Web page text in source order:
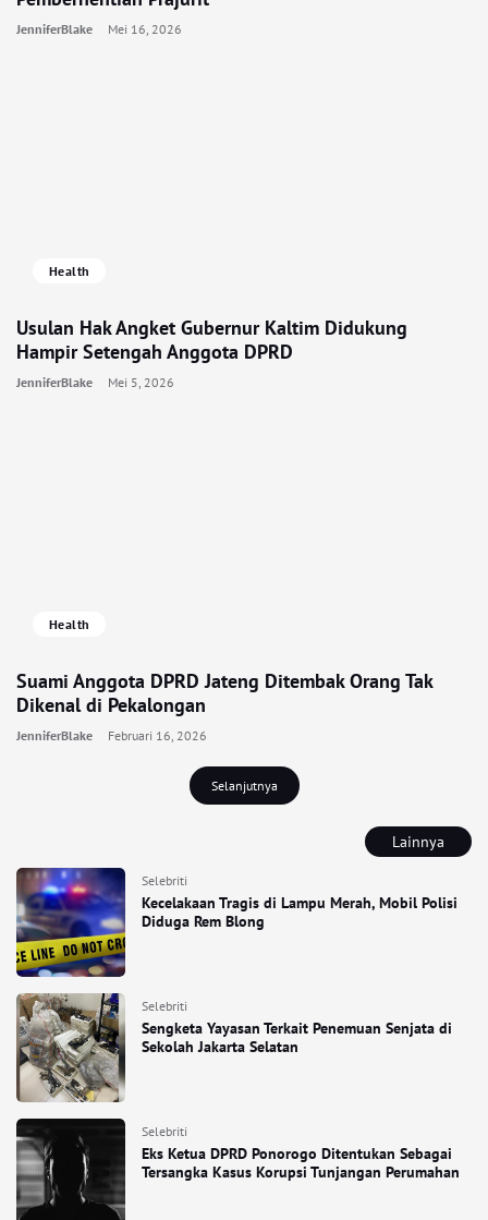
Lainnya
Selebriti
Kecelakaan Tragis di Lampu Merah, Mobil Polisi
Diduga Rem Blong
Selebriti
Sengketa Yayasan Terkait Penemuan Senjata di
Sekolah Jakarta Selatan
Selebriti
Eks Ketua DPRD Ponorogo Ditentukan Sebagai
Tersangka Kasus Korupsi Tunjangan Perumahan
JenniferBlake Mei 16, 2026
Health
Usulan Hak Angket Gubernur Kaltim Didukung
Hampir Setengah Anggota DPRD
JenniferBlake Mei 5, 2026
Health
Suami Anggota DPRD Jateng Ditembak Orang Tak
Dikenal di Pekalongan
JenniferBlake Februari 16, 2026
Selanjutnya